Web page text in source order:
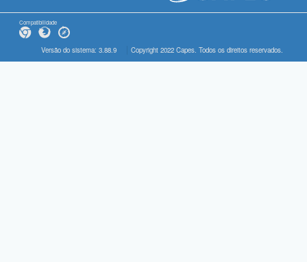
Compatibilidade
Versão do sistema: 3.88.9 Copyright 2022 Capes. Todos os direitos reservados.